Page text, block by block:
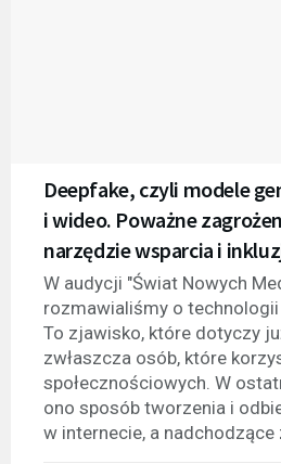
Deepfake, czyli modele
i wideo. Poważne
narzędzie wsparcia i
W audycji "Świat Nowych
rozmawialiśmy o
To zjawisko, które dotyczy
zwłaszcza osób, które
społecznościowych. W
ono sposób tworzenia i
w internecie, a nadchodzące